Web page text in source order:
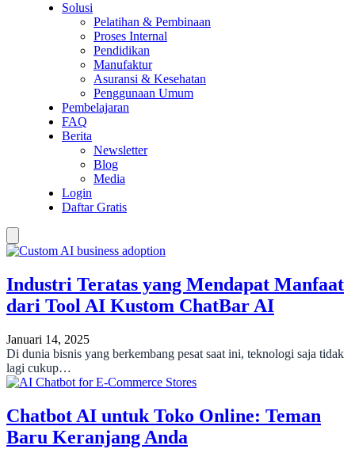
Solusi
Pelatihan & Pembinaan
Proses Internal
Pendidikan
Manufaktur
Asuransi & Kesehatan
Penggunaan Umum
Pembelajaran
FAQ
Berita
Newsletter
Blog
Media
Login
Daftar Gratis
Industri Teratas yang Mendapat Manfaat
dari Tool AI Kustom ChatBar AI
Januari 14, 2025
Di dunia bisnis yang berkembang pesat saat ini, teknologi saja tidak
lagi cukup…
Chatbot AI untuk Toko Online: Teman
Baru Keranjang Anda